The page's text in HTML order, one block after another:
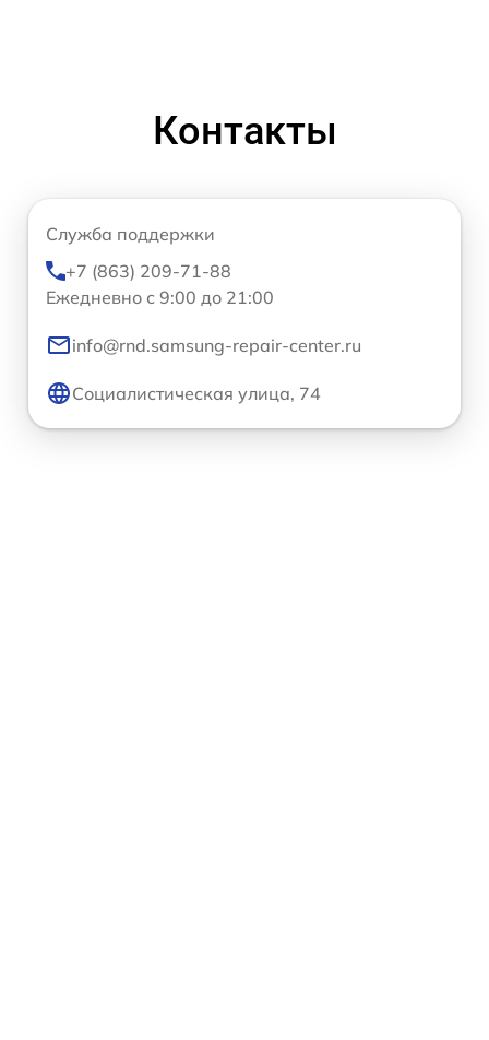
Контакты
Служба поддержки
+7 (863) 209-71-88
Ежедневно с 9:00 до 21:00
info@rnd.samsung-repair-center.ru
Социалистическая улица, 74